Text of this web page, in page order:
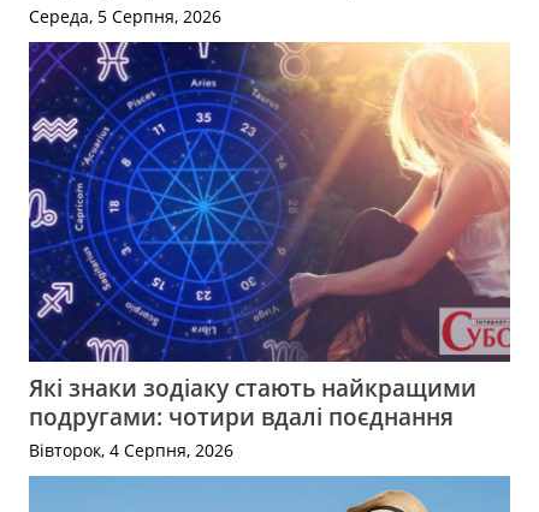
Середа, 5 Серпня, 2026
Які знаки зодіаку стають найкращими
подругами: чотири вдалі поєднання
Вівторок, 4 Серпня, 2026